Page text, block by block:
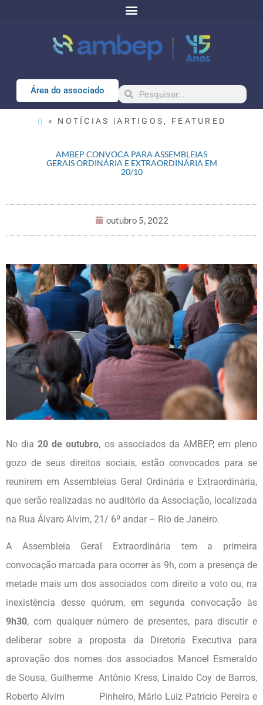
Área do associado
« NOTÍCIAS |ARTIGOS , FEATURED
AMBEP CONVOCA PARA ASSEMBLEIAS
GERAIS ORDINÁRIA E EXTRAORDINÁRIA EM
20/10
outubro 5, 2022
No dia20 de outubro, os associados da AMBEP, em pleno
gozo de seus direitos sociais, estão convocados para se
reunirem em Assembleias Geral Ordinária e Extraordinária,
que serão realizadas no auditório da Associação, localizada
na Rua Álvaro Alvim, 21/ 6º andar – Rio de Janeiro.
A Assembleia Geral Extraordinária tem a primeira
convocação marcada para ocorrer às 9h, com a presença de
metade mais um dos associados com direito a voto ou, na
inexistência desse quórum, em segunda convocação às
9h30, com qualquer número de presentes, para discutir e
deliberar sobre a proposta da Diretoria Executiva para
aprovação dos nomes dos associados Manoel Esmeraldo
de Sousa, Guilherme Antônio Kress, Linaldo Coy de Barros,
Roberto Alvim Pinheiro, Mário Luiz Patrício Pereira e